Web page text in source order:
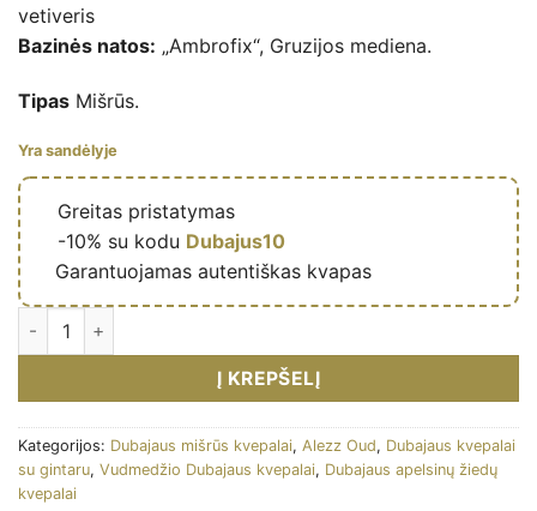
vetiveris
Bazinės natos: „Ambrofix“, Gruzijos mediena.
Tipas Mišrūs.
Yra sandėlyje
Greitas pristatymas
-10% su kodu Dubajus10
Garantuojamas autentiškas kvapas
Hersh Mehwar – Eau de parfum mixte (flacon beige taupe
Į KREPŠELĮ
Kategorijos: Dubajaus mišrūs kvepalai, Alezz Oud, Dubajaus kvepalai
su gintaru, Vudmedžio Dubajaus kvepalai, Dubajaus apelsinų žiedų
kvepalai